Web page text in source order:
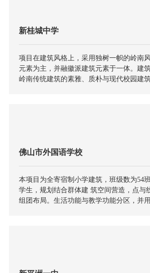
新桂城中学
项目在建筑风格上，采用独树一帜的岭南
元素为主，并融徽派建筑元素于一体。建
岭南传统建筑的素雅、质朴与现代校园建
佛山市外国语学校
本项目为全寄宿制小学建筑，班级数为54
学生，规划结合群体建 筑空间营造，点与
组团布局。生活功能与教学功能分区，并